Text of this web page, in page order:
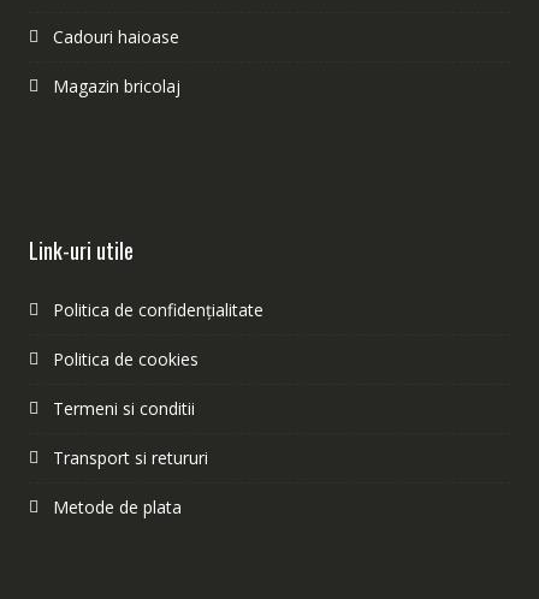
Cadouri haioase
Magazin bricolaj
Link-uri utile
Politica de confidențialitate
Politica de cookies
Termeni si conditii
Transport si retururi
Metode de plata